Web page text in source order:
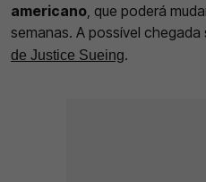
americano , que poderá
semanas. A possível chegada
de Justice Sueing.